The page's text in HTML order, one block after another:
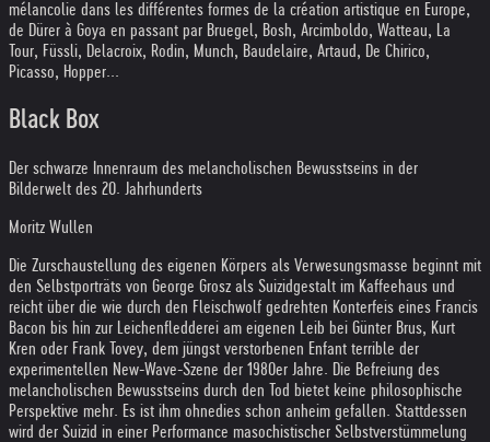
mélancolie dans les différentes formes de la création artistique en Europe,
de Dürer à Goya en passant par Bruegel, Bosh, Arcimboldo, Watteau, La
Tour, Füssli, Delacroix, Rodin, Munch, Baudelaire, Artaud, De Chirico,
Picasso, Hopper...
Black Box
Der schwarze Innenraum des melancholischen Bewusstseins in der
Bilderwelt des 20. Jahrhunderts
Moritz Wullen
Die Zurschaustellung des eigenen Körpers als Verwesungsmasse beginnt mit
den Selbstporträts von George Grosz als Suizidgestalt im Kaffeehaus und
reicht über die wie durch den Fleischwolf gedrehten Konterfeis eines Francis
Bacon bis hin zur Leichenfledderei am eigenen Leib bei Günter Brus, Kurt
Kren oder Frank Tovey, dem jüngst verstorbenen Enfant terrible der
experimentellen New-Wave-Szene der 1980er Jahre. Die Befreiung des
melancholischen Bewusstseins durch den Tod bietet keine philosophische
Perspektive mehr. Es ist ihm ohnedies schon anheim gefallen. Stattdessen
wird der Suizid in einer Performance masochistischer Selbstverstümmelung